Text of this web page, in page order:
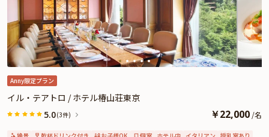
Anny限定プラン
イル・テアトロ / ホテル椿山荘東京
5.0(3件) ￥22,000 /名